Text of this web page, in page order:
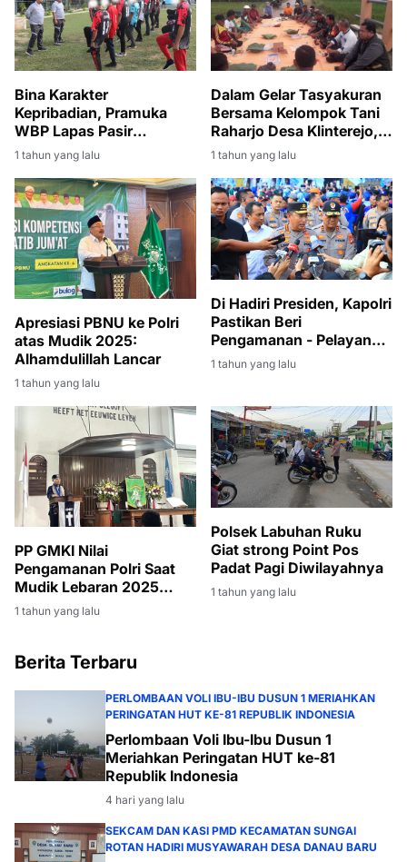
Bina Karakter
Kepribadian, Pramuka
WBP Lapas Pasir
Pangarayan Dilatih PBB
1 tahun yang lalu
Dalam Gelar Tasyakuran
Bersama Kelompok Tani
Raharjo Desa Klinterejo,
Tegaskan Ini !
1 tahun yang lalu
Apresiasi PBNU ke Polri
atas Mudik 2025:
Alhamdulillah Lancar
1 tahun yang lalu
Di Hadiri Presiden, Kapolri
Pastikan Beri
Pengamanan - Pelayanan
Terbaik May Day Fiesta
1 tahun yang lalu
PP GMKI Nilai
Pengamanan Polri Saat
Mudik Lebaran 2025
Berjalan Optimal
1 tahun yang lalu
Polsek Labuhan Ruku
Giat strong Point Pos
Padat Pagi Diwilayahnya
1 tahun yang lalu
Berita Terbaru
PERLOMBAAN VOLI IBU-IBU DUSUN 1 MERIAHKAN
PERINGATAN HUT KE-81 REPUBLIK INDONESIA
Perlombaan Voli Ibu-Ibu Dusun 1
Meriahkan Peringatan HUT ke-81
Republik Indonesia
4 hari yang lalu
SEKCAM DAN KASI PMD KECAMATAN SUNGAI
ROTAN HADIRI MUSYAWARAH DESA DANAU BARU